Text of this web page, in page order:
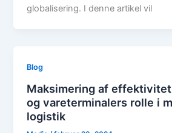
globalisering. I denne artikel vil
Blog
Maksimering af
og vareterminalers rolle i
logistik